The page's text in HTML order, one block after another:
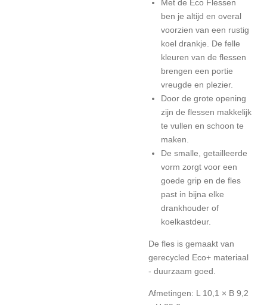
Met de Eco Flessen
ben je altijd en overal
voorzien van een rustig
koel drankje. De felle
kleuren van de flessen
brengen een portie
vreugde en plezier.
Door de grote opening
zijn de flessen makkelijk
te vullen en schoon te
maken.
De smalle, getailleerde
vorm zorgt voor een
goede grip en de fles
past in bijna elke
drankhouder of
koelkastdeur.
De fles is gemaakt van
gerecycled Eco+ materiaal
- duurzaam goed.
Afmetingen: L 10,1 × B 9,2